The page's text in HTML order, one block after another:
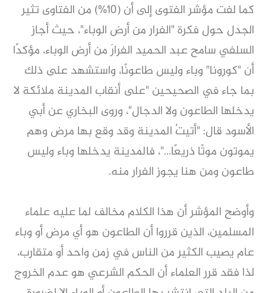
كما لفت مؤشر الفتوى إلى أن (10%) من الفتاوى تثير
الجدل حول فكرة "الفرار من أرض الوباء"، حيث أجاز
السلفي سامح عبد الحميد الفرارَ من أرض الوباء، مؤكدًا
أن "كورونا" وباء وليس طاعونًا، واستشهد على ذلك
بما جاء في الصحيحين "على أنقاب المدينة ملائكة لا
يدخلها الطاعون ولا الدجال"، وروى البخاري عن أبي
الأسود قال: "أتيتُ المدينة وقد وقع بها مرض وهم
يموتون موتًا ذريعًا..."، فالمدينة يدخلها وباء وليس
طاعون ومن هنا يجوز الفرار منه.
وأوضح المؤشر أن هذا الكلام مخالف لما عليه علماء
المسلمين، الذين قرروا أن الطاعون هو أي مرض أو وباء
عام يصيب الكثير من الناس في زمن واحد أو متقارب،
لذا فقد قرر العلماء أن الحكم الشرعي هو عدم الخروج